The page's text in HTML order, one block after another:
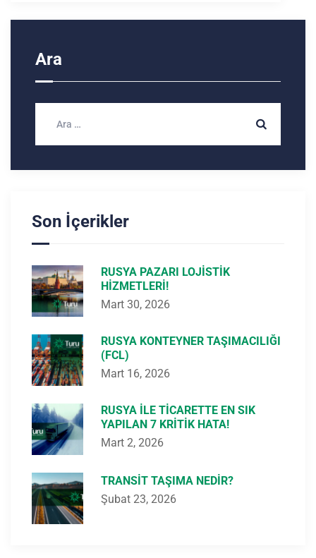
Ara
Son İçerikler
RUSYA PAZARI LOJISTIK
HIZMETLERI!
Mart 30, 2026
RUSYA KONTEYNER TAŞIMACILIĞI
(FCL)
Mart 16, 2026
RUSYA ILE TICARETTE EN SIK
YAPILAN 7 KRITIK HATA!
Mart 2, 2026
TRANSIT TAŞIMA NEDIR?
Şubat 23, 2026